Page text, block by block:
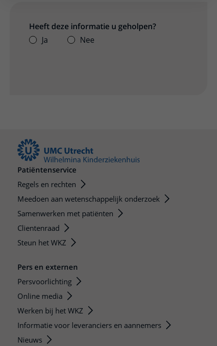
Heeft deze informatie u geholpen?
Ja
Nee
Patiëntenservice
Regels en rechten
Meedoen aan wetenschappelijk onderzoek
Samenwerken met patiënten
Clientenraad
Steun het WKZ
Pers en externen
Persvoorlichting
Online media
Werken bij het WKZ
Informatie voor leveranciers en aannemers
Nieuws